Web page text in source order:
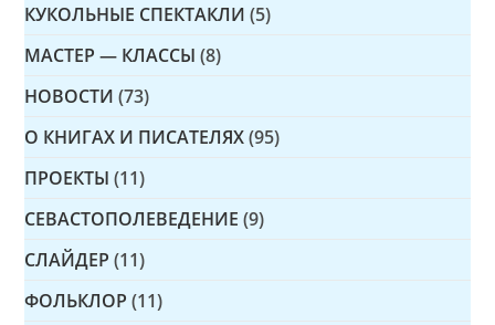
КУКОЛЬНЫЕ СПЕКТАКЛИ (5)
МАСТЕР — КЛАССЫ (8)
НОВОСТИ (73)
О КНИГАХ И ПИСАТЕЛЯХ (95)
ПРОЕКТЫ (11)
СЕВАСТОПОЛЕВЕДЕНИЕ (9)
СЛАЙДЕР (11)
ФОЛЬКЛОР (11)